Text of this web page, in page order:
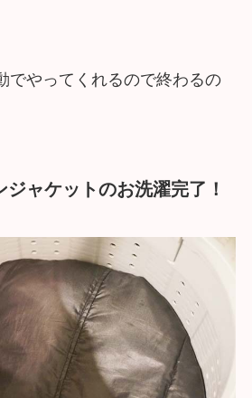
でやってくれるので終わるの
ャケットのお洗濯完了！